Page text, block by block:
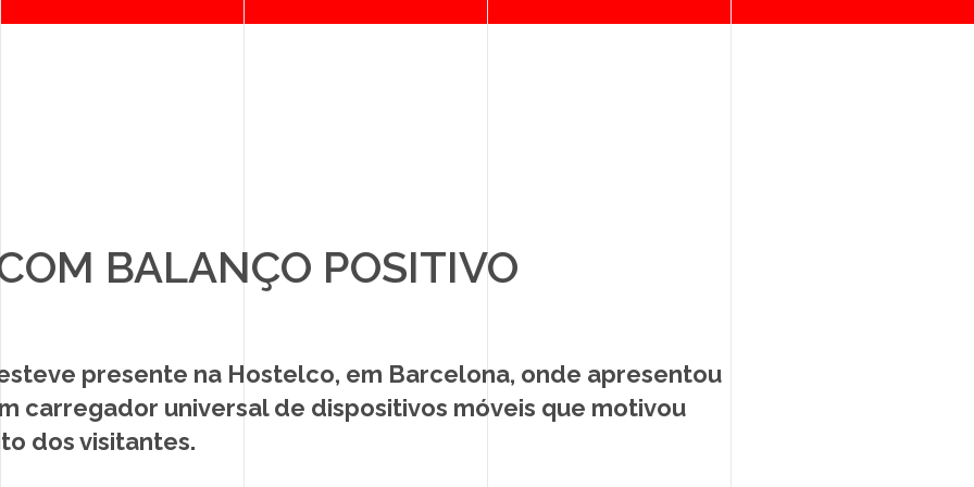
PARCEIROS
CONTACTOS
RECRUTAMENTO
BALANÇO POSITIVO
presente na Hostelco, em Barcelona, onde apresentou
carregador universal de dispositivos móveis que motivou
dos visitantes.